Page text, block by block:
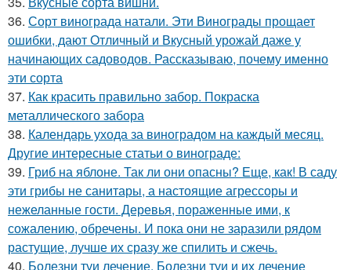
36. Сорт винограда натали. Эти Винограды прощает
ошибки, дают Отличный и Вкусный урожай даже у
начинающих садоводов. Рассказываю, почему именно
эти сорта
37. Как красить правильно забор. Покраска
металлического забора
38. Календарь ухода за виноградом на каждый месяц.
Другие интересные статьи о винограде:
39. Гриб на яблоне. Так ли они опасны? Еще, как! В саду
эти грибы не санитары, а настоящие агрессоры и
нежеланные гости. Деревья, пораженные ими, к
сожалению, обречены. И пока они не заразили рядом
растущие, лучше их сразу же спилить и сжечь.
40. Болезни туи лечение. Болезни туи и их лечение